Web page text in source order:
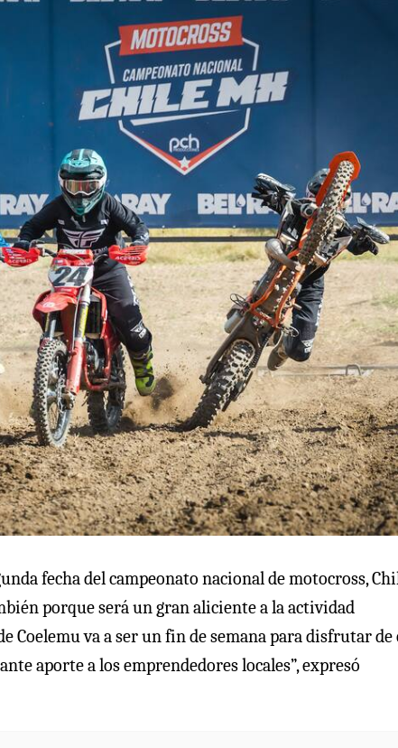
fecha del campeonato nacional de motocross,
porque será un gran aliciente a la actividad
Coelemu va a ser un fin de semana para disfrutar de
aporte a los emprendedores locales”, expresó